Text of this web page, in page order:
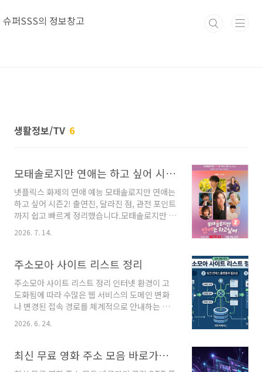
슈퍼SSS의 정보창고
생활정보/TV 6
모태솔로지만 연애는 하고 싶어 시즌2, 이번에도 현실 연애가 통했다
넷플릭스 화제의 연애 예능 모태솔로지만 연애는
하고 싶어 시즌2! 출연진, 달라진 점, 관전 포인트
까지 쉽고 빠르게 정리했습니다.모태솔로지만 연
애는 하고 싶어 시즌2, 왜 인기일까?연애 예능 좋
아하시나요?요즘 가장 많이 검색되는 프로그램
시즌2입니다.시즌1은 풋풋하고 솔직한 모습으로
습니다.출연자들의 감정 표현도 훨씬 적극적입니
다.그래서 첫 방송부터 많은 관심을 받고 있습니
다.기본 정보항목내용프로그램모태솔로지만 연
애는 하고 싶어 시즌2공개2026년 7월플랫폼넷
숨기지 않습니다.좋아하는 사람에게 먼저 다가가
는 모습도 자주 볼 수 있..
2026. 7. 14.
주소모아 사이트 리스트 정리
주소모아 사이트 리스트 정리 인터넷 환경이 고
도화됨에 따라 수많은 웹 서비스의 도메인 변화
나 변경된 접속 경로를 체계적으로 안내하는 링
크 인덱스 플랫폼의 역할이 중요해지고 있습니
다. 본 글은 정보 제공 목적이며, 사용자들이 신뢰
인된 북마크 시스템과 데이터베이스 플랫폼을 분
2026. 6. 24.
최신 무료 영화 주소 모음 바로가기 클릭